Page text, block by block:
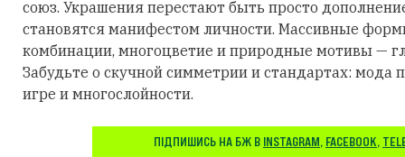
союз. Украшения перестают быть просто
становятся манифестом личности. Массивные
комбинации, многоцветие и природные мотивы —
Забудьте о скучной симметрии и стандартах: мода
игре и многослойности.
ПІДПИШИСЬ НА БЖ В INSTAGRAM, FACEBOOK,